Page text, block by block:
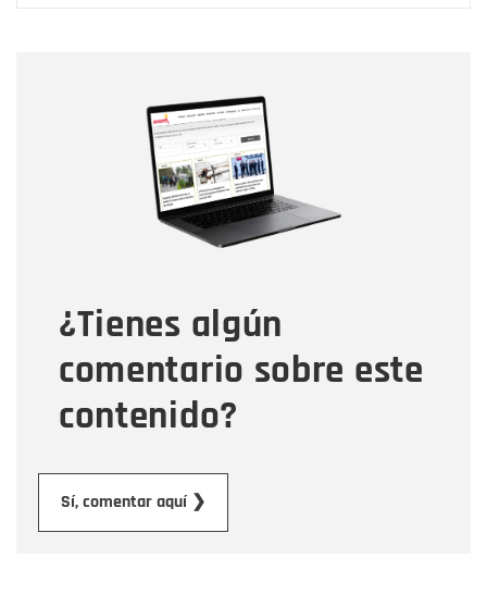
¿Tienes algún
comentario sobre este
contenido?
Sí, comentar aquí ❯
Correo electrónico
Tipo de comentario
Mensaje